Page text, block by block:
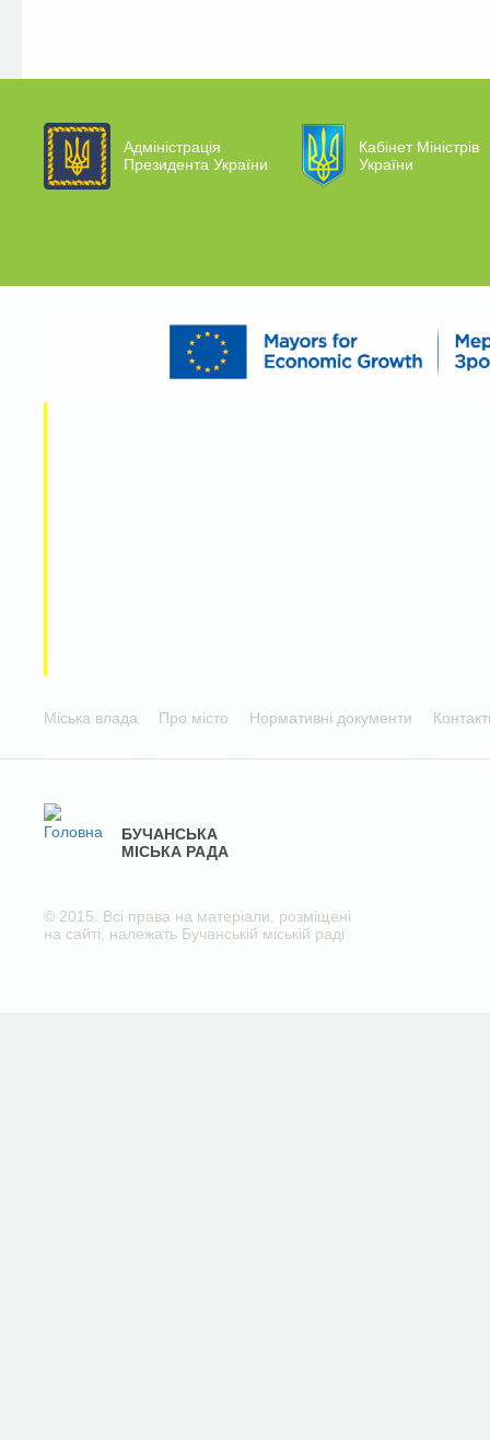
Адміністрація
Президента України
Кабінет Міністрів
України
Міська влада Про місто Нормативні документи
БУЧАНСЬКА
МІСЬКА РАДА
© 2015. Всі права на матеріали, розміщені
на сайті, належать Бучанській міській раді